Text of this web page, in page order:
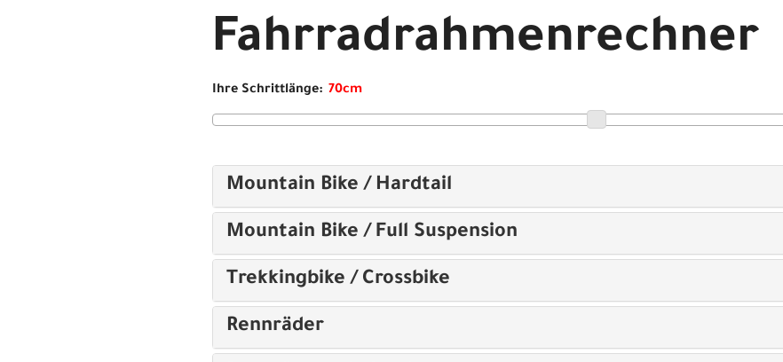
Specialized Crux 5 Comp - SRAM Rival XPLR Amethyst Frost/Deep Marine/Shadow Silver 56
Fahrradrahmenrechner
Ihre Schrittlänge:
Mountain Bike / Hardtail
Mountain Bike / Full Suspension
Trekkingbike / Crossbike
Rennräder